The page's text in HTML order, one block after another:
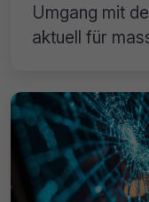
Umgang mit
aktuell für